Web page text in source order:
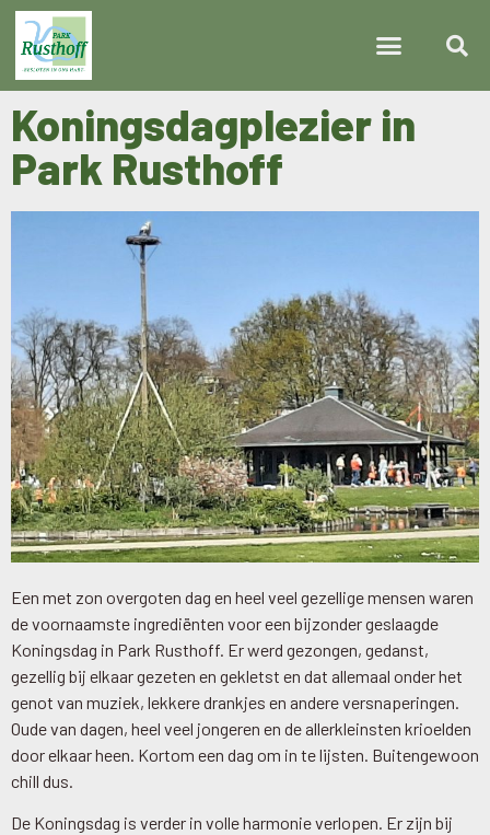
Koningsdagplezier in
Park Rusthoff
Een met zon overgoten dag en heel veel gezellige mensen waren
de voornaamste ingrediënten voor een bijzonder geslaagde
Koningsdag in Park Rusthoff. Er werd gezongen, gedanst,
gezellig bij elkaar gezeten en gekletst en dat allemaal onder het
genot van muziek, lekkere drankjes en andere versnaperingen.
Oude van dagen, heel veel jongeren en de allerkleinsten krioelden
door elkaar heen. Kortom een dag om in te lijsten. Buitengewoon
chill dus.
De Koningsdag is verder in volle harmonie verlopen. Er zijn bij